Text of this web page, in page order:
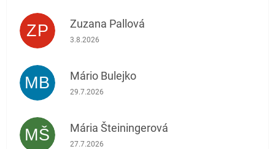
ZP Zuzana Pallová
Hodnotenie obchodu je 5 z 5 hviezdičiek.
3.8.2026
MB Mário Bulejko
Hodnotenie obchodu je 5 z 5 hviezdičiek.
29.7.2026
MŠ Mária Šteiningerová
Hodnotenie obchodu je 5 z 5 hviezdičiek.
27.7.2026